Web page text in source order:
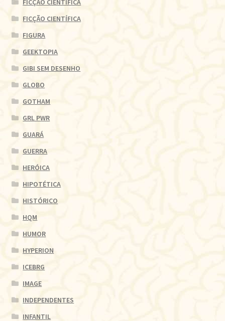
FICÇÃO CIENTÍFICA
FICÇÃO CIENTÍFICA
FIGURA
GEEKTOPIA
GIBI SEM DESENHO
GLOBO
GOTHAM
GRL PWR
GUARÁ
GUERRA
HERÓICA
HIPOTÉTICA
HISTÓRICO
HQM
HUMOR
HYPERION
ICEBRG
IMAGE
INDEPENDENTES
INFANTIL